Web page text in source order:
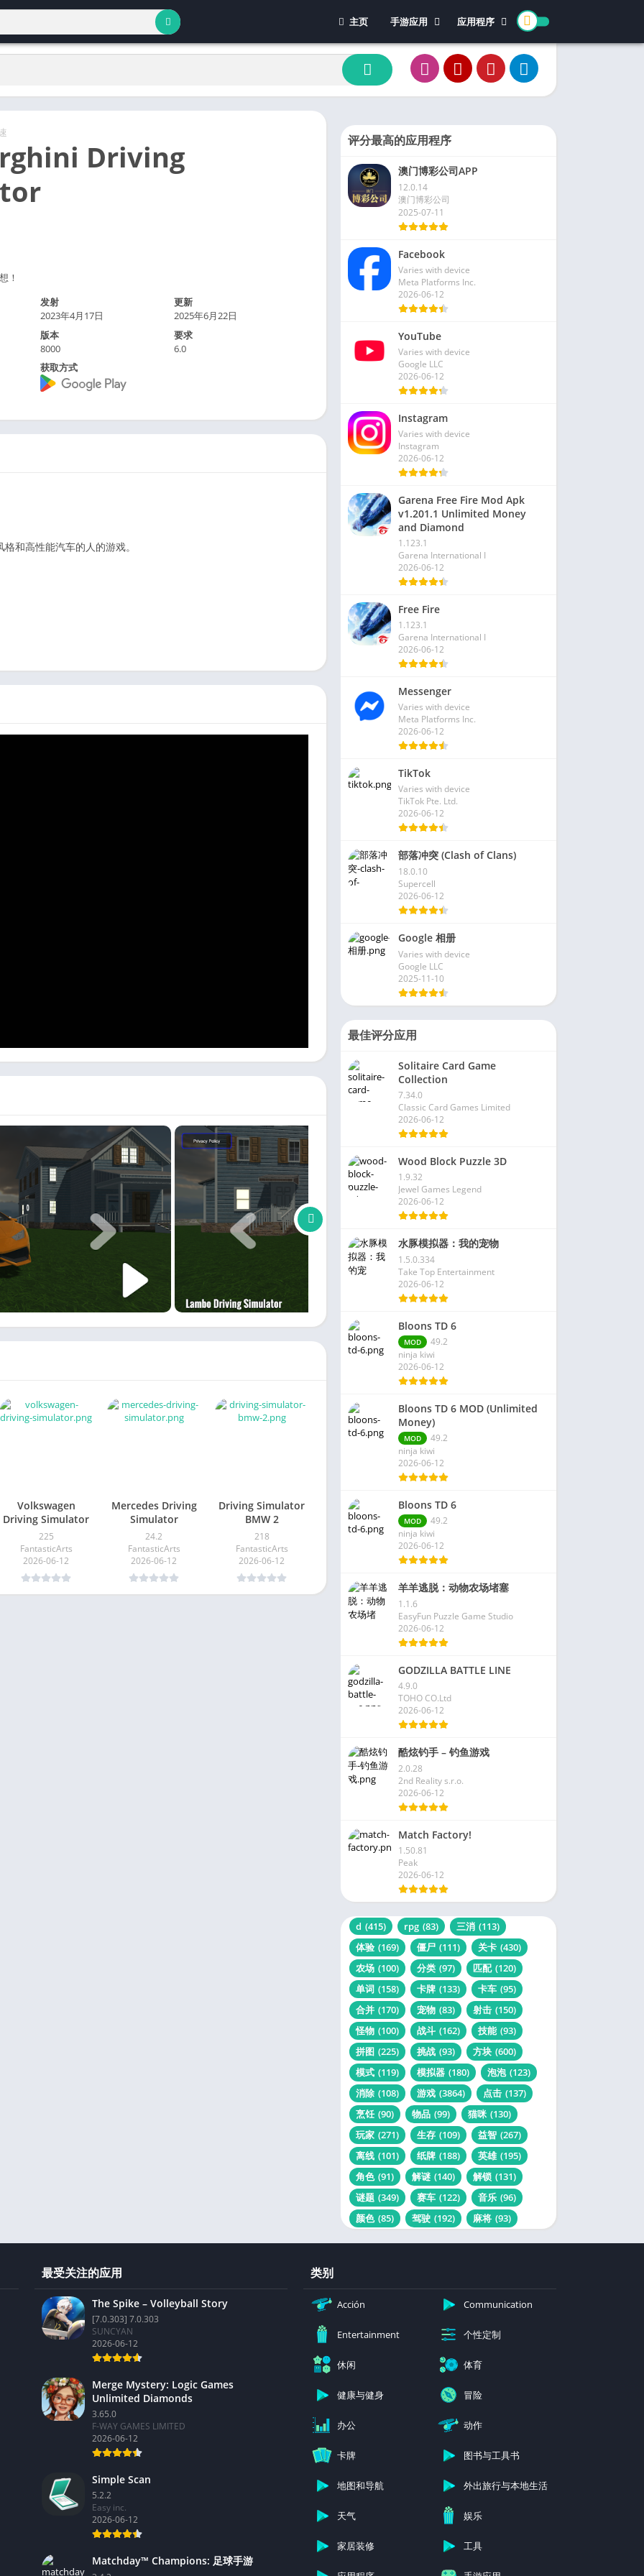
主页
手游应用
休闲游戏
冒险游戏
教育游戏
角色扮演
文字游戏
竞速游戏
策略游戏
应用程序
体育
办公
Driving
！
发射
2023年4月17日
更新
2025年6月22日
版本
8000
要求
6.0
获取方式
和高性能汽车的人的游戏。
Volkswagen
Driving Simulator
225
FantasticArts
2026-06-12
Mercedes Driving
Simulator
24.2
FantasticArts
2026-06-12
Driving Simulator
BMW 2
218
FantasticArts
2026-06-12
评分最高的应用程序
澳门博彩公司APP
12.0.14
澳门博彩公司
2025-07-11
Facebook
Varies with device
Meta Platforms Inc.
2026-06-12
YouTube
Varies with device
Google LLC
2026-06-12
Instagram
Varies with device
Instagram
2026-06-12
Garena Free Fire Mod Apk
v1.201.1 Unlimited Money
and Diamond
1.123.1
Garena International I
2026-06-12
Free Fire
1.123.1
Garena International I
2026-06-12
Messenger
Varies with device
Meta Platforms Inc.
2026-06-12
TikTok
Varies with device
TikTok Pte. Ltd.
2026-06-12
部落冲突 (Clash of Clans)
18.0.10
Supercell
2026-06-12
Google 相册
Varies with device
Google LLC
2025-11-10
最佳评分应用
Solitaire Card Game
Collection
7.34.0
Classic Card Games Limited
2026-06-12
Wood Block Puzzle 3D
1.9.32
Jewel Games Legend
2026-06-12
水豚模拟器：我的宠物
1.5.0.334
Take Top Entertainment
2026-06-12
Bloons TD 6
MOD
49.2
ninja kiwi
2026-06-12
Bloons TD 6 MOD (Unlimited
Money)
MOD
49.2
ninja kiwi
2026-06-12
Bloons TD 6
MOD
49.2
ninja kiwi
2026-06-12
羊羊逃脱：动物农场堵塞
1.1.6
EasyFun Puzzle Game Studio
2026-06-12
GODZILLA BATTLE LINE
4.9.0
TOHO CO.Ltd
2026-06-12
酷炫钓手 – 钓鱼游戏
2.0.28
2nd Reality s.r.o.
2026-06-12
Match Factory!
1.50.81
Peak
2026-06-12
d (415) rpg (83) 三消 (113)
体验 (169) 僵尸 (111) 关卡 (430)
农场 (100) 分类 (97) 匹配 (120)
单词 (158) 卡牌 (133) 卡车 (95)
合并 (170) 宠物 (83) 射击 (150)
怪物 (100) 战斗 (162) 技能 (93)
拼图 (225) 挑战 (93) 方块 (600)
模式 (119) 模拟器 (180) 泡泡 (123)
消除 (108) 游戏 (3864) 点击 (137)
烹饪 (90) 物品 (99) 猫咪 (130)
玩家 (271) 生存 (109) 益智 (267)
离线 (101) 纸牌 (188) 英雄 (195)
角色 (91) 解谜 (140) 解锁 (131)
谜题 (349) 赛车 (122) 音乐 (96)
颜色 (85) 驾驶 (192) 麻将 (93)
最受关注的应用
The Spike – Volleyball Story
[7.0.303] 7.0.303
SUNCYAN
2026-06-12
Merge Mystery: Logic Games
Unlimited Diamonds
3.65.0
F-WAY GAMES LIMITED
2026-06-12
Simple Scan
5.2.2
Easy inc.
2026-06-12
Matchday™ Champions: 足球手游
类别
Acción Communication
Entertainment 个性定制
休闲 体育
健康与健身 冒险
办公 动作
卡牌 图书与工具书
地图和导航 外出旅行与本地生活
天气 娱乐
家居装修 工具